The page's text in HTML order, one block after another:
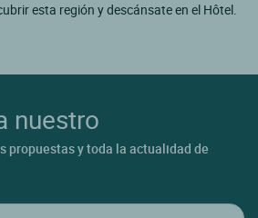
esta región y descánsate en el Hôtel.
nuestro
propuestas y toda la actualidad de